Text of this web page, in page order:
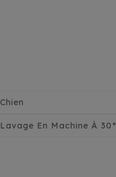
Chien
Lavage En Machine À 30°